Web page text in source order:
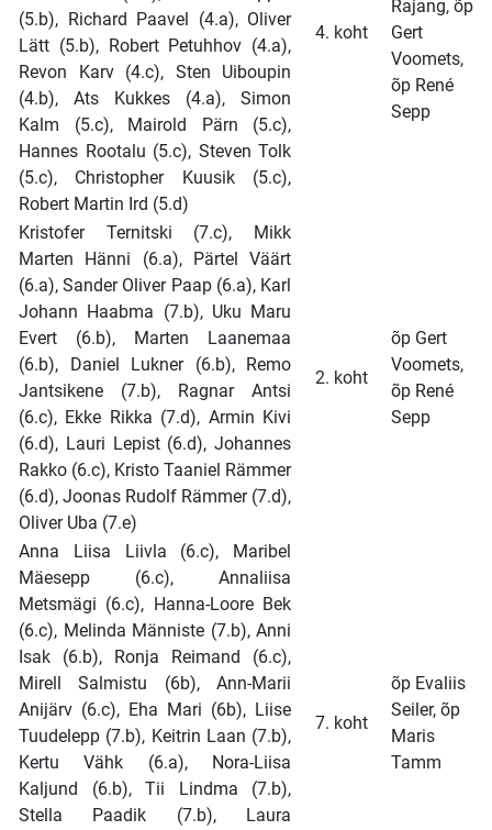
(5.b), Richard Paavel (4.a), Oliver
Lätt (5.b), Robert Petuhhov (4.a),
Revon Karv (4.c), Sten Uiboupin
(4.b), Ats Kukkes (4.a), Simon
Kalm (5.c), Mairold Pärn (5.c),
Hannes Rootalu (5.c), Steven Tolk
(5.c), Christopher Kuusik (5.c),
Robert Martin Ird (5.d)
4. koht
Rajang, õp
Gert
Voomets,
õp René
Sepp
Kristofer Ternitski (7.c), Mikk
Marten Hänni (6.a), Pärtel Väärt
(6.a), Sander Oliver Paap (6.a), Karl
Johann Haabma (7.b), Uku Maru
Evert (6.b), Marten Laanemaa
(6.b), Daniel Lukner (6.b), Remo
Jantsikene (7.b), Ragnar Antsi
(6.c), Ekke Rikka (7.d), Armin Kivi
(6.d), Lauri Lepist (6.d), Johannes
Rakko (6.c), Kristo Taaniel Rämmer
(6.d), Joonas Rudolf Rämmer (7.d),
Oliver Uba (7.e)
2. koht
õp Gert
Voomets,
õp René
Sepp
Anna Liisa Liivla (6.c), Maribel
Mäesepp (6.c), Annaliisa
Metsmägi (6.c), Hanna-Loore Bek
(6.c), Melinda Männiste (7.b), Anni
Isak (6.b), Ronja Reimand (6.c),
Mirell Salmistu (6b), Ann-Marii
Anijärv (6.c), Eha Mari (6b), Liise
Tuudelepp (7.b), Keitrin Laan (7.b),
Kertu Vähk (6.a), Nora-Liisa
Kaljund (6.b), Tii Lindma (7.b),
Stella Paadik (7.b), Laura
7. koht
õp Evaliis
Seiler, õp
Maris
Tamm